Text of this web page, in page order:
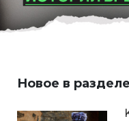
Новое в разделе